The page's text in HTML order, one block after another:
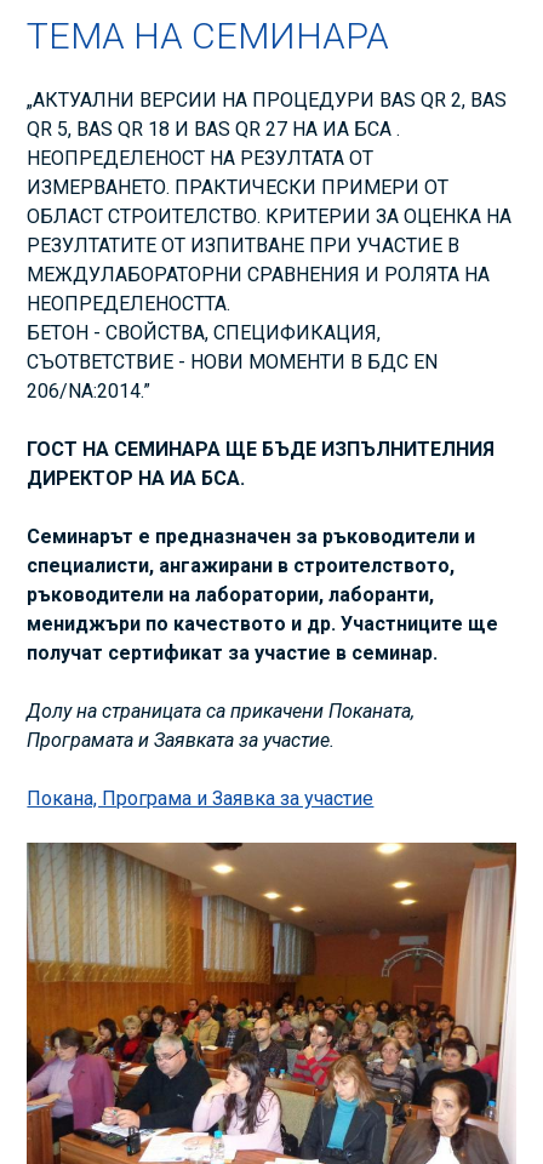
ТЕМА НА СЕМИНАРА
„АКТУАЛНИ ВЕРСИИ НА ПРОЦЕДУРИ BAS QR 2, BAS
QR 5, BAS QR 18 И BAS QR 27 НА ИА БСА .
НЕОПРЕДЕЛЕНОСТ НА РЕЗУЛТАТА ОТ
ИЗМЕРВАНЕТО. ПРАКТИЧЕСКИ ПРИМЕРИ ОТ
ОБЛАСТ СТРОИТЕЛСТВО. КРИТЕРИИ ЗА ОЦЕНКА НА
РЕЗУЛТАТИТЕ ОТ ИЗПИТВАНЕ ПРИ УЧАСТИЕ В
МЕЖДУЛАБОРАТОРНИ СРАВНЕНИЯ И РОЛЯТА НА
НЕОПРЕДЕЛЕНОСТТА.
БЕТОН - СВОЙСТВА, СПЕЦИФИКАЦИЯ,
СЪОТВЕТСТВИЕ - НОВИ МОМЕНТИ В БДС EN
206/NA:2014.”
ГОСТ НА СЕМИНАРА ЩЕ БЪДЕ ИЗПЪЛНИТЕЛНИЯ
ДИРЕКТОР НА ИА БСА.
Семинарът е предназначен за ръководители и
специалисти, ангажирани в строителството,
ръководители на лаборатории, лаборанти,
мениджъри по качеството и др. Участниците ще
получат сертификат за участие в семинар.
Долу на страницата са прикачени Поканата,
Програмата и Заявката за участие.
Покана, Програма и Заявка за участие